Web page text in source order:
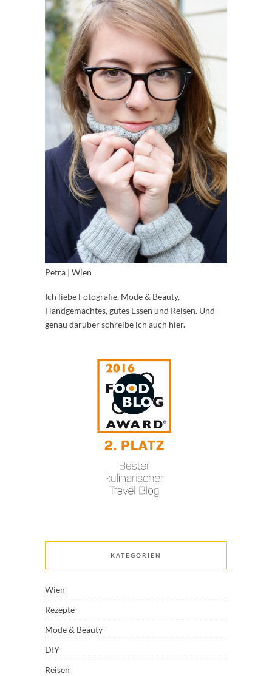
Petra | Wien
Ich liebe Fotografie, Mode & Beauty,
Handgemachtes, gutes Essen und Reisen. Und
genau darüber schreibe ich auch hier.
KATEGORIEN
Wien
Rezepte
Mode & Beauty
DIY
Reisen